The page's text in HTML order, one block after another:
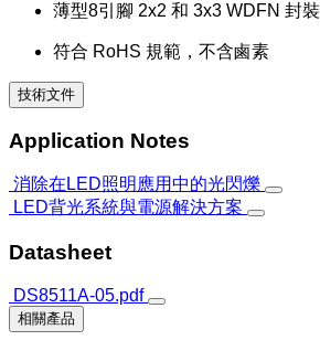
薄型8引腳 2x2 和 3x3 WDFN 封裝
符合 RoHS 規範，不含鹵素
技術文件
Application Notes
消除在LED照明應用中的光閃爍
LED背光系統與電源解決方案
Datasheet
DS8511A-05.pdf
相關產品